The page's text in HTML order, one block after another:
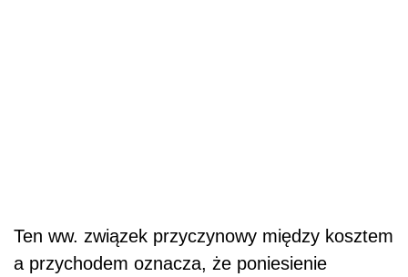
Ten ww. związek przyczynowy między kosztem
a przychodem oznacza, że poniesienie